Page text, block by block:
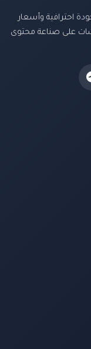
احترافية وأسعار
على صناعة محتوى